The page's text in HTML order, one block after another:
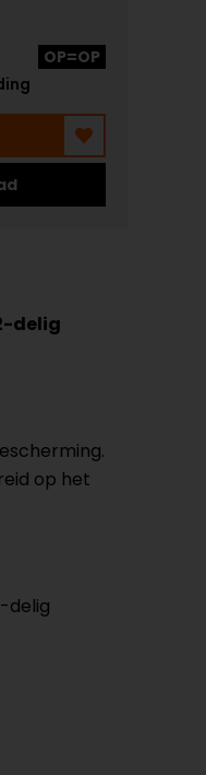
OP=OP
delig
op het
delig